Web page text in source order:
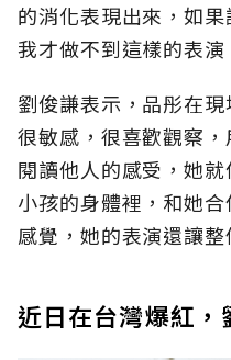
的消化表現出來，如
我才做不到這樣的表演
劉俊謙表示，品彤在
很敏感，很喜歡觀察
閱讀他人的感受，她
小孩的身體裡，和她
感覺，她的表演還讓整
近日在台灣爆紅，